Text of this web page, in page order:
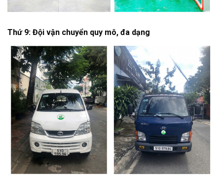
Thứ 9: Đội vận chuyển quy mô, đa dạng